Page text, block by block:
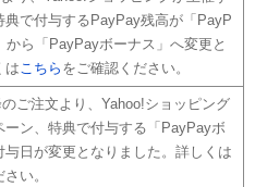
典で付与するPayPay残高が「PayP
から「PayPayボーナス」へ変更と
はこちら をご確認ください。
ご注文より、Yahoo!ショッピング
ーン、特典で付与する「PayPayボ
与日が変更となりました。詳しくは
い。